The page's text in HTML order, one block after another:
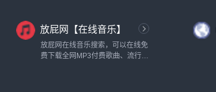
放屁网【在线音乐】
放屁网在线音乐搜索，可以在线免
费下载全网MP3付费歌曲、流行音